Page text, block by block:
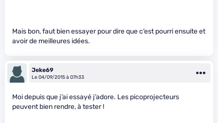
Mais bon, faut bien essayer pour dire que c’est pourri ensuite et
avoir de meilleures idées.
Jeke69
Le 04/09/2015 à 07h33
Moi depuis que j’ai essayé j’adore. Les picoprojecteurs
peuvent bien rendre, à tester !